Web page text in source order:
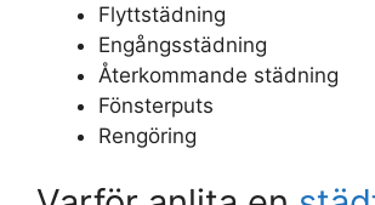
Flyttstädning
Engångsstädning
Återkommande städning
Fönsterputs
Rengöring